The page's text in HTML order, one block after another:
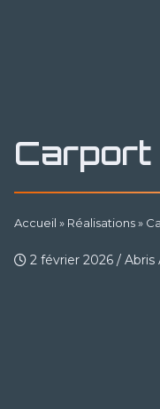
Accueil » Réalisations»
2 février 2026 / Abris